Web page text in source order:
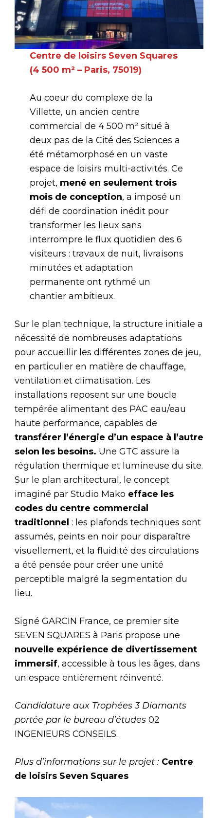
Centre de loisirs Seven Squares
(4 500 m² – Paris, 75019)
Au coeur du complexe de la
Villette, un ancien centre
commercial de 4 500 m² situé à
deux pas de la Cité des Sciences a
été métamorphosé en un vaste
espace de loisirs multi-activités. Ce
projet, mené en seulement trois
mois de conception, a imposé un
défi de coordination inédit pour
transformer les lieux sans
interrompre le flux quotidien des 6
visiteurs : travaux de nuit, livraisons
minutées et adaptation
permanente ont rythmé un
chantier ambitieux.
Sur le plan technique, la structure initiale a
nécessité de nombreuses adaptations
pour accueillir les différentes zones de jeu,
en particulier en matière de chauffage,
ventilation et climatisation. Les
installations reposent sur une boucle
tempérée alimentant des PAC eau/eau
haute performance, capables de
transférer l’énergie d’un espace à l’autre
selon les besoins. Une GTC assure la
régulation thermique et lumineuse du site.
Sur le plan architectural, le concept
imaginé par Studio Mako efface les
codes du centre commercial
traditionnel : les plafonds techniques sont
assumés, peints en noir pour disparaître
visuellement, et la fluidité des circulations
a été pensée pour créer une unité
perceptible malgré la segmentation du
lieu.
Signé GARCIN France, ce premier site
SEVEN SQUARES à Paris propose une
nouvelle expérience de divertissement
immersif, accessible à tous les âges, dans
un espace entièrement réinventé.
Candidature aux Trophées 3 Diamants
portée par le bureau d’études 02
INGENIEURS CONSEILS.
Plus d’informations sur le projet : Centre
de loisirs Seven Squares